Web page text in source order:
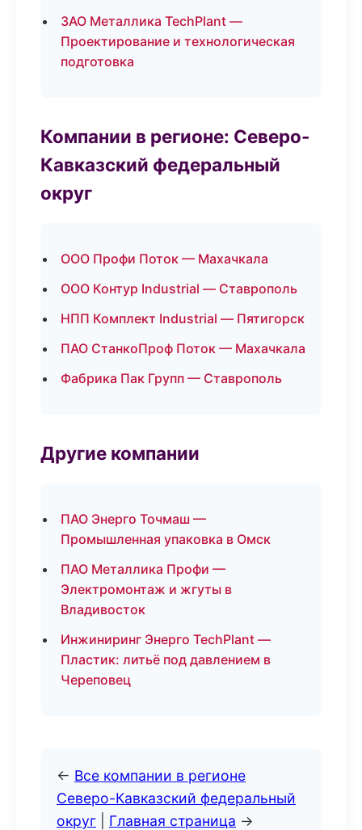
ЗАО Металлика TechPlant —
Проектирование и технологическая
подготовка
Компании в регионе: Северо-
Кавказский федеральный
округ
ООО Профи Поток — Махачкала
ООО Контур Industrial — Ставрополь
НПП Комплект Industrial — Пятигорск
ПАО СтанкоПроф Поток — Махачкала
Фабрика Пак Групп — Ставрополь
Другие компании
ПАО Энерго Точмаш —
Промышленная упаковка в Омск
ПАО Металлика Профи —
Электромонтаж и жгуты в
Владивосток
Инжиниринг Энерго TechPlant —
Пластик: литьё под давлением в
Череповец
← Все компании в регионе
Северо-Кавказский федеральный
округ
Главная страница →